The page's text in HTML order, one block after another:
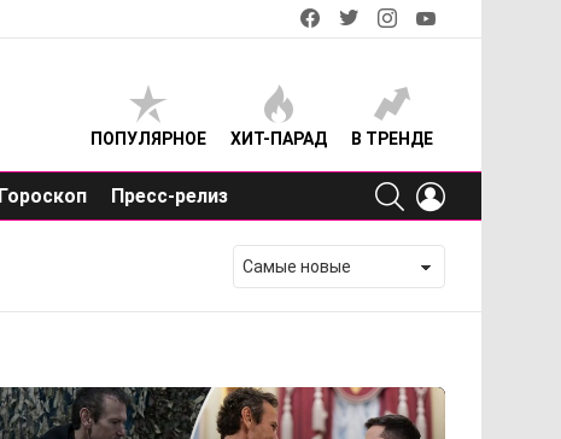
facebooktwitterinstagram
ПОПУЛЯРНОЕ ХИТ-ПАРАД В ТРЕНДЕ
Гороскоп Пресс-релиз
SEARCH